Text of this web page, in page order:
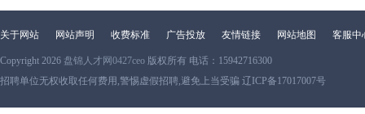
关于网站 网站声明 收费标准 广告投放 友情链接 网站地图 客服中
Copyright 2026 盘锦人才网0427ceo 版权所有 电话：15942716300
招聘单位无权收取任何费用,警惕虚假招聘,避免上当受骗 辽ICP备17017007号